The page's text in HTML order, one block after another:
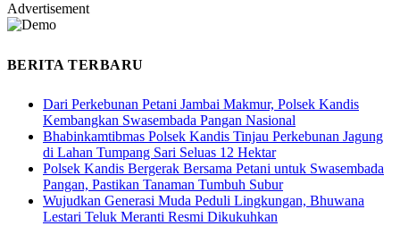
Advertisement
BERITA TERBARU
Dari Perkebunan Petani Jambai Makmur, Polsek Kandis
Kembangkan Swasembada Pangan Nasional
Bhabinkamtibmas Polsek Kandis Tinjau Perkebunan Jagung
di Lahan Tumpang Sari Seluas 12 Hektar
Polsek Kandis Bergerak Bersama Petani untuk Swasembada
Pangan, Pastikan Tanaman Tumbuh Subur
Wujudkan Generasi Muda Peduli Lingkungan, Bhuwana
Lestari Teluk Meranti Resmi Dikukuhkan